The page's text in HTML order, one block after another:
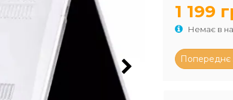
1 199
Немає в